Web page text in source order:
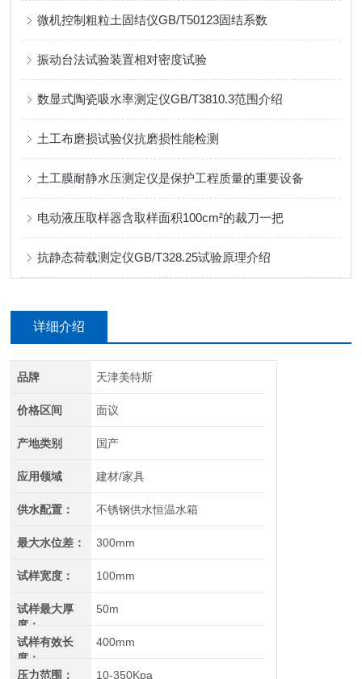
微机控制粗粒土固结仪GB/T50123固结系数
振动台法试验装置相对密度试验
数显式陶瓷吸水率测定仪GB/T3810.3范围介绍
土工布磨损试验仪抗磨损性能检测
土工膜耐静水压测定仪是保护工程质量的重要设备
电动液压取样器含取样面积100cm²的裁刀一把
抗静态荷载测定仪GB/T328.25试验原理介绍
详细介绍
品牌 天津美特斯
价格区间 面议
产地类别 国产
应用领域 建材/家具
供水配置： 不锈钢供水恒温水箱
最大水位差： 300mm
试样宽度： 100mm
试样最大厚
度：
50m
试样有效长
度：
400mm
压力范围： 10-350Kpa